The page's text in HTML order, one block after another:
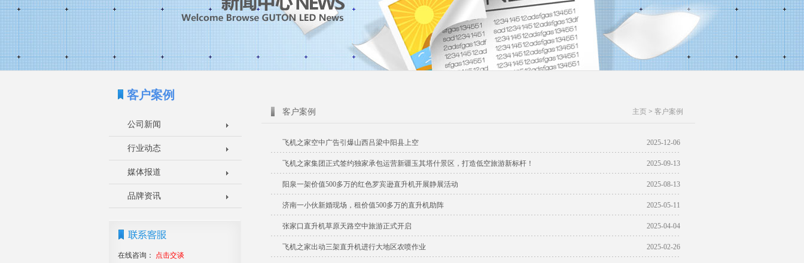
客户案例
公司新闻
行业动态
媒体报道
品牌资讯
在线咨询：
点击交谈
主页 > 客户案例
客户案例
2025-12-06
飞机之家空中广告引爆山西吕梁中阳县上空
2025-09-13
飞机之家集团正式签约独家承包运营新疆玉其塔什景区，打造低空旅游新标杆！
2025-08-13
阳泉一架价值500多万的红色罗宾逊直升机开展静展活动
2025-05-11
济南一小伙新婚现场，租价值500多万的直升机助阵
2025-04-04
张家口直升机草原天路空中旅游正式开启
2025-02-26
飞机之家出动三架直升机进行大地区农喷作业